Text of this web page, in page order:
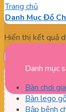
Trang chủ
Danh Mục Đồ
Hiển thị kết quả
Danh mục
Bàn chơi
Bàn lego
Bập bênh